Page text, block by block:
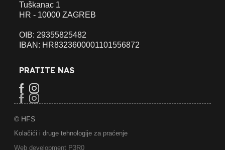
Tuškanac 1
HR - 10000 ZAGREB
OIB: 29355825482
IBAN: HR8323600001101556872
PRATITE NAS
© HFS
Kolačići i druge tehnologije za praćenje
Web development P3R0